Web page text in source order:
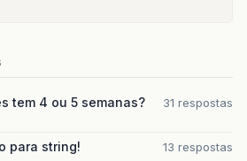
tem 4 ou 5 semanas?
31 respostas
para string! 13 respostas